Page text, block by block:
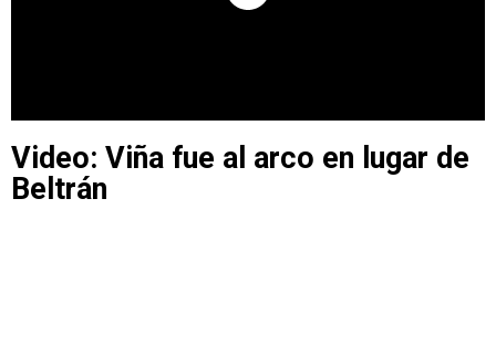
Video: Viña fue al arco en lugar de
Beltrán